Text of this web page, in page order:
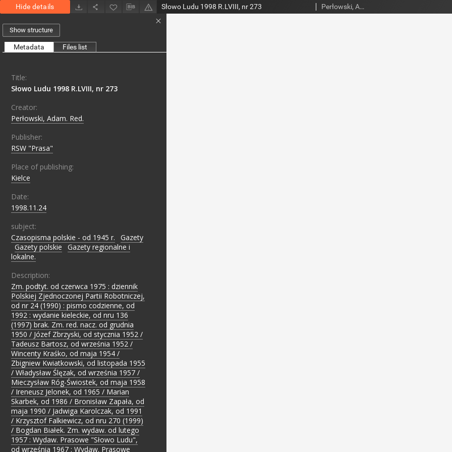
Hide details Słowo Ludu 1998 R.LVIII, nr 273 Perłowski, Adam. Red.
Show structure
Metadata Files list
Title:
Słowo Ludu 1998 R.LVIII, nr 273
Creator:
Perłowski, Adam. Red.
Publisher:
RSW "Prasa"
Place of publishing:
Kielce
Date:
1998.11.24
subject:
Czasopisma polskie - od 1945 r.
Gazety
Gazety polskie
Gazety regionalne i
lokalne.
Description:
Zm. podtyt. od czerwca 1975 : dziennik
Polskiej Zjednoczonej Partii Robotniczej,
od nr 24 (1990) : pismo codzienne, od
1992 : wydanie kieleckie, od nru 136
(1997) brak. Zm. red. nacz. od grudnia
1950 / Józef Zbrzyski, od stycznia 1952 /
Tadeusz Bartosz, od września 1952 /
Wincenty Kraśko, od maja 1954 /
Zbigniew Kwiatkowski, od listopada 1955
/ Władysław Ślęzak, od września 1957 /
Mieczysław Róg-Świostek, od maja 1958
/ Ireneusz Jelonek, od 1965 / Marian
Skarbek, od 1986 / Bronisław Zapała, od
maja 1990 / Jadwiga Karolczak, od 1991
/ Krzysztof Falkiewicz, od nru 270 (1999)
/ Bogdan Białek. Zm. wydaw. od lutego
1957 : Wydaw. Prasowe "Słowo Ludu",
od września 1967 : Wydaw. Prasowe